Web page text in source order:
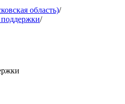
область)/
поддержки/